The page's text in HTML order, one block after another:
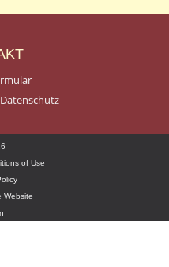
of Use
Website